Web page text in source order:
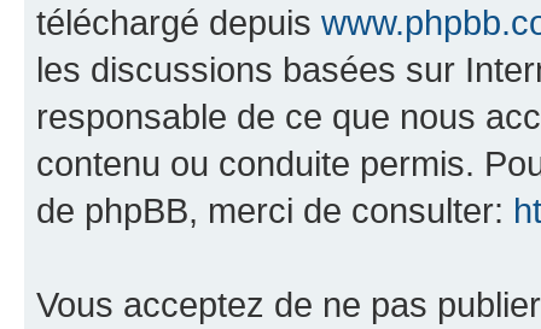
téléchargé depuis
les discussions basées sur
responsable de ce que nous
contenu ou conduite permis.
de phpBB, merci de consulter:
Vous acceptez de ne pas